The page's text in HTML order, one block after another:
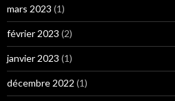
mars 2023 (1)
février 2023 (2)
janvier 2023 (1)
décembre 2022 (1)